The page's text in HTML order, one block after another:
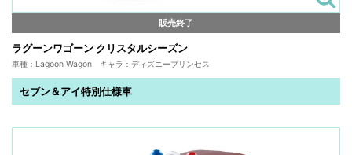
販売終了
ラグーンワゴーン クリスタルシーズン
車種：Lagoon Wagon キャラ：ディズニープリンセス
セブン＆アイ特別仕様車